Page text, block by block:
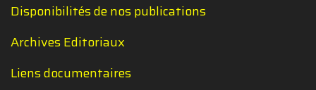
Disponibilités de nos publications
Archives Editoriaux
Liens documentaires